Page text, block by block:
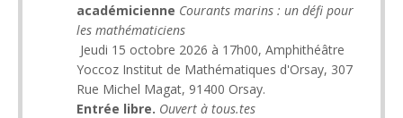
académicienne Courants marins : un défi pour
les mathématiciens
Jeudi 15 octobre 2026 à 17h00, Amphithéâtre
Yoccoz Institut de Mathématiques d'Orsay, 307
Rue Michel Magat, 91400 Orsay.
Entrée libre. Ouvert à tous.tes